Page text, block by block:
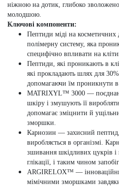
ніжною на дотик, глибоко
молодшою.
Ключові компоненти:
Пептиди міді на косметичних
полімерну систему, яка
специфічно впливати на
Пептиди, які проникають в
які прокладають шлях для
допомагаючи їм проникнути в
MATRIXYL™ 3000 —
шкіру і змушують її
допомагає зміцнити й
зморшки.
Карнозин — захисний
виробляється в організмі.
зшивання шкідливих цукрів і
глікації, і таким чином
ARGIRELOX™ —
мімічними зморшками завдяки